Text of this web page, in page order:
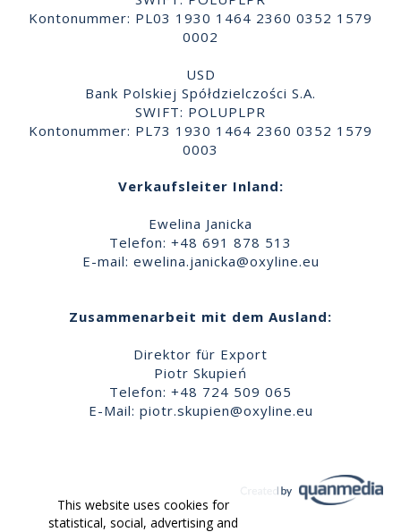
Kontonummer: PL03 1930 1464 2360 0352 1579
0002
USD
Bank Polskiej Spółdzielczości S.A.
SWIFT: POLUPLPR
Kontonummer: PL73 1930 1464 2360 0352 1579
0003
Verkaufsleiter Inland:
Ewelina Janicka
Telefon: +48 691 878 513
E-mail: ewelina.janicka@oxyline.eu
Zusammenarbeit mit dem Ausland:
Direktor für Export
Piotr Skupień
Telefon: +48 724 509 065
E-Mail: piotr.skupien@oxyline.eu
This website uses cookies for
statistical, social, advertising and